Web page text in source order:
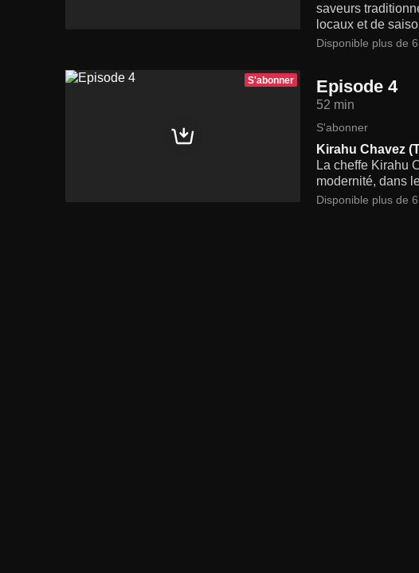
saveurs
locaux et de
Disponible plus de
S'abonner Episode 4
52 min
S'abonner
Kirahu Chavez
La cheffe Kirahu
modernité, dans
Disponible plus de